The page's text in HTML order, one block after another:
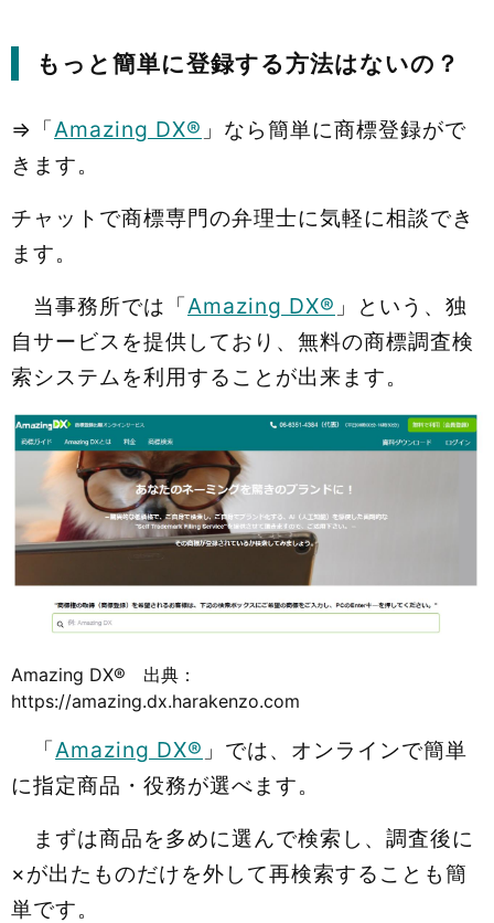
もっと簡単に登録する方法はないの？
⇒「Amazing DX® 」なら簡単に商標登録がで
きます。
チャットで商標専門の弁理士に気軽に相談でき
ます。
当事務所では「Amazing DX® 」という、独
自サービスを提供しており、無料の商標調査検
索システムを利用することが出来ます。
Amazing DX® 出典：
https://amazing.dx.harakenzo.com
「Amazing DX® 」では、オンラインで簡単
に指定商品・役務が選べます。
まずは商品を多めに選んで検索し、調査後に
×が出たものだけを外して再検索することも簡
単です。